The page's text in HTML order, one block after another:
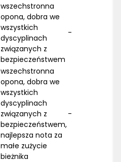
wszechstronna
opona, dobra we
wszystkich
dyscyplinach
związanych z
bezpieczeństwem
-
wszechstronna
opona, dobra we
wszystkich
dyscyplinach
związanych z
bezpieczeństwem,
najlepsza nota za
małe zużycie
bieżnika
-